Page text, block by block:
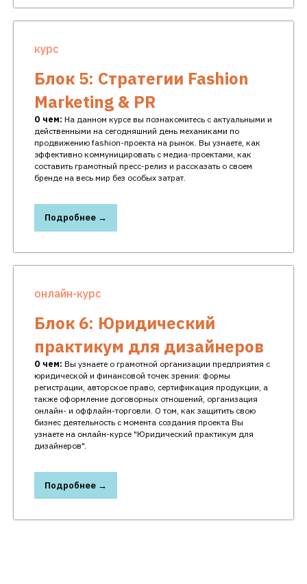
курс
Блок 5: Стратегии Fashion
Marketing & PR
О чем: На данном курсе вы познакомитесь с актуальными и
действенными на сегодняшний день механиками по
продвижению fashion-проекта на рынок. Вы узнаете, как
эффективно коммуницировать с медиа-проектами, как
составить грамотный пресс-релиз и рассказать о своем
бренде на весь мир без особых затрат.
Подробнее →
онлайн-курс
Блок 6: Юридический
практикум для дизайнеров
О чем: Вы узнаете о грамотной организации предприятия с
юридической и финансовой точек зрения: формы
регистрации, авторское право, сертификация продукции, а
также оформление договорных отношений, организация
онлайн- и оффлайн-торговли. О том, как защитить свою
бизнес деятельность с момента создания проекта Вы
узнаете на онлайн-курсе "Юридический практикум для
дизайнеров".
Подробнее →